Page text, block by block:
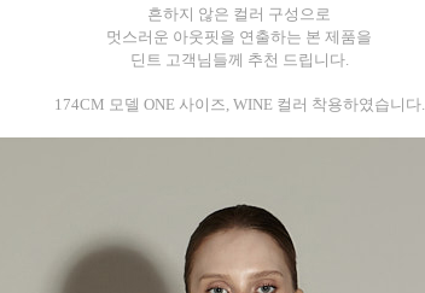
흔하지 않은 컬러 구성으로
멋스러운 아웃핏을 연출하는 본 제품을
딘트 고객님들께 추천 드립니다.
174CM 모델 ONE 사이즈, WINE 컬러 착용하였습니다.